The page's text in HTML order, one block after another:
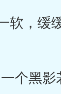
，缓缓
黑影